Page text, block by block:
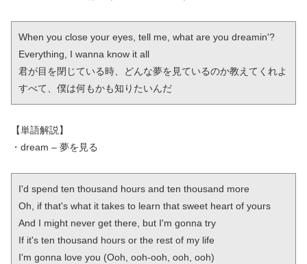
When you close your eyes, tell me, what are you dreamin'?
Everything, I wanna know it all
君が目を閉じている時、どんな夢を見ているのか教えてくれよ
すべて、僕は何もかも知りたいんだ
【単語解説】
・dream – 夢を見る
I'd spend ten thousand hours and ten thousand more
Oh, if that's what it takes to learn that sweet heart of yours
And I might never get there, but I'm gonna try
If it's ten thousand hours or the rest of my life
I'm gonna love you (Ooh, ooh-ooh, ooh, ooh)